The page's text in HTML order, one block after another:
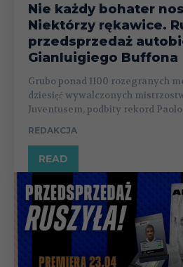
Nie każdy bohater
Niektórzy rękawice.
przedsprzedaż
Gianluigiego Buffona
Grubo ponad 1100 rozegranych
dziesięć wywalczonych
Juventusem, podbity rekord
REDAKCJA
READ